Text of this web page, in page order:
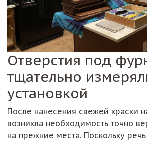
Отверстия под
тщательно
установкой
После нанесения свежей краски
возникла необходимость точно
на прежние места. Поскольку